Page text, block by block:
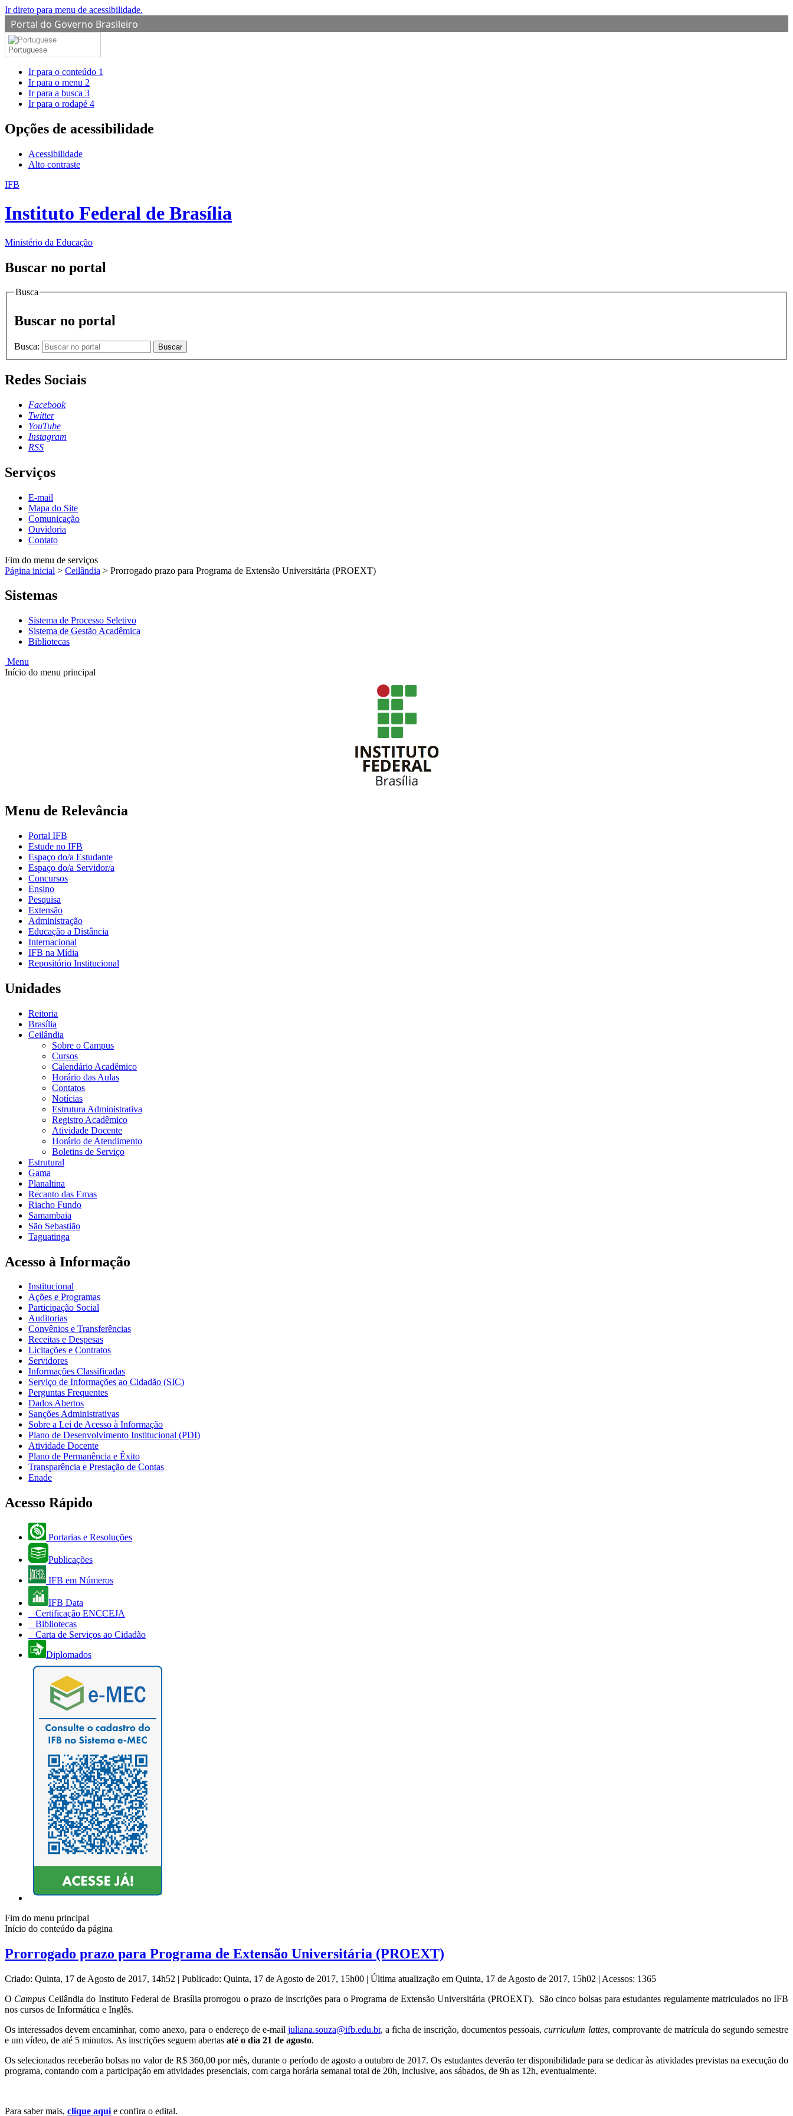
Ir direto para menu de acessibilidade.
Portal do Governo Brasileiro
Portuguese
Ir para o conteúdo 1
Ir para o menu 2
Ir para a busca 3
Ir para o rodapé 4
Opções de acessibilidade
Acessibilidade
Alto contraste
IFB
Instituto Federal de Brasília
Ministério da Educação
Buscar no portal
Busca
Buscar no portal
Busca: Buscar
Redes Sociais
Facebook
Twitter
YouTube
Instagram
RSS
Serviços
E-mail
Mapa do Site
Comunicação
Ouvidoria
Contato
Fim do menu de serviços
Página inicial > Ceilândia > Prorrogado prazo para Programa de Extensão Universitária (PROEXT)
Sistemas
Sistema de Processo Seletivo
Sistema de Gestão Acadêmica
Bibliotecas
Menu
Início do menu principal
Menu de Relevância
Portal IFB
Estude no IFB
Espaço do/a Estudante
Espaço do/a Servidor/a
Concursos
Ensino
Pesquisa
Extensão
Administração
Educação a Distância
Internacional
IFB na Mídia
Repositório Institucional
Unidades
Reitoria
Brasília
Ceilândia
Sobre o Campus
Cursos
Calendário Acadêmico
Horário das Aulas
Contatos
Notícias
Estrutura Administrativa
Registro Acadêmico
Atividade Docente
Horário de Atendimento
Boletins de Serviço
Estrutural
Gama
Planaltina
Recanto das Emas
Riacho Fundo
Samambaia
São Sebastião
Taguatinga
Acesso à Informação
Institucional
Ações e Programas
Participação Social
Auditorias
Convênios e Transferências
Receitas e Despesas
Licitações e Contratos
Servidores
Informações Classificadas
Serviço de Informações ao Cidadão (SIC)
Perguntas Frequentes
Dados Abertos
Sanções Administrativas
Sobre a Lei de Acesso à Informação
Plano de Desenvolvimento Institucional (PDI)
Atividade Docente
Plano de Permanência e Êxito
Transparência e Prestação de Contas
Enade
Acesso Rápido
Portarias e Resoluções
Publicações
IFB em Números
IFB Data
Certificação ENCCEJA
Bibliotecas
Carta de Serviços ao Cidadão
Diplomados
Fim do menu principal
Início do conteúdo da página
Prorrogado prazo para Programa de Extensão Universitária (PROEXT)
Criado: Quinta, 17 de Agosto de 2017, 14h52 | Publicado: Quinta, 17 de Agosto de 2017, 15h00 | Última atualização em Quinta, 17 de Agosto de 2017, 15h02 | Acessos: 1365
O Campus Ceilândia do Instituto Federal de Brasília prorrogou o prazo de inscrições para o Programa de Extensão Universitária (PROEXT). São cinco bolsas para estudantes regulamente matriculados no IFB
nos cursos de Informática e Inglês.
Os interessados devem encaminhar, como anexo, para o endereço de e-mail juliana.souza@ifb.edu.br, a ficha de inscrição, documentos pessoais,curriculum lattes, comprovante de matrícula do segundo semestre
e um vídeo, de até 5 minutos. As inscrições seguem abertas até o dia 21 de agosto.
Os selecionados receberão bolsas no valor de R$ 360,00 por mês, durante o período de agosto a outubro de 2017. Os estudantes deverão ter disponibilidade para se dedicar às atividades previstas na execução do
programa, contando com a participação em atividades presenciais, com carga horária semanal total de 20h, inclusive, aos sábados, de 9h as 12h, eventualmente.
Para saber mais, clique aqui e confira o edital.